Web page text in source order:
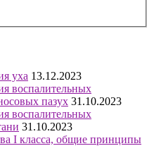
уха 13.12.2023
воспалительных
пазух 31.10.2023
воспалительных
31.10.2023
I класса, общие принципы